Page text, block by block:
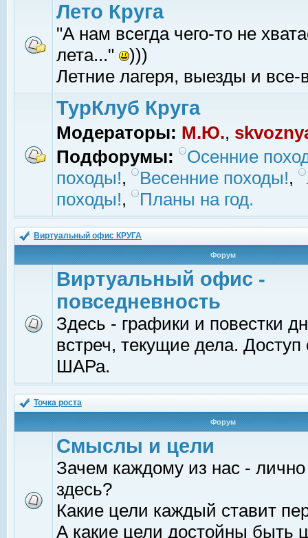
Лето Круга
"А нам всегда чего-то не
лета..."
)))
Летние лагеря, выезды и все-
ТурКлуб Круга
Модераторы: М.Ю.,
Подфорумы:
Осенние
походы!, Весенние походы!,
походы!, Планы на год.
Виртуальный офис КРУГА
Форум
Виртуальный офис -
повседневность
Здесь - графики и повестки
встреч, текущие дела.
ШАРа.
Точка роста
Форум
Смыслы и цели
Зачем каждому из нас -
здесь?
Какие цели каждый ставит
А какие цели достойны быть